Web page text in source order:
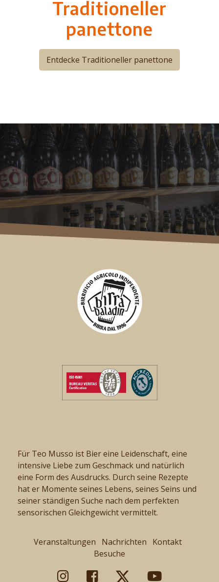
Traditioneller
panettone
Entdecke Traditioneller panettone
Für Teo Musso ist Bier eine Leidenschaft, eine
intensive Liebe zum Geschmack und natürlich
eine Form des Ausdrucks. Durch seine Rezepte
hat er Momente seines Lebens, seines Seins und
seiner ständigen Suche nach dem perfekten
sensorischen Gleichgewicht vermittelt.
Veranstaltungen Nachrichten
Kontakt
Besuche